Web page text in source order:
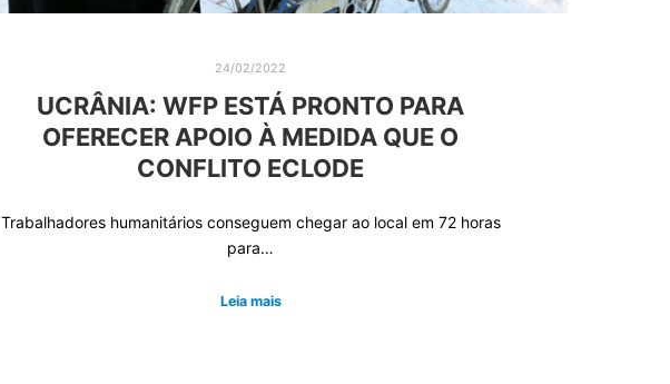
24/02/2022
UCRÂNIA: WFP ESTÁ PRONTO PARA
OFERECER APOIO À MEDIDA QUE O
CONFLITO ECLODE
Trabalhadores humanitários conseguem chegar ao local em 72 horas
para…
Leia mais